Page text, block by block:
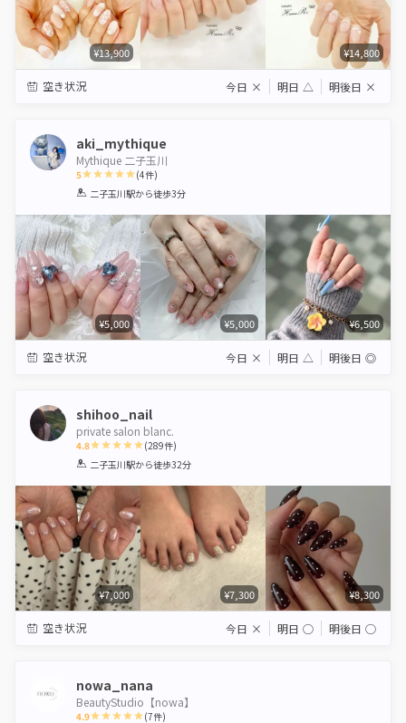
¥13,900 ¥14,800
空き状況 今日 × 明日 △ 明後日 ×
aki_mythique
Mythique 二子玉川
5
1 2 3 4 5
(4件)
二子玉川駅から徒歩3分
¥5,000 ¥5,000 ¥6,500
空き状況 今日 × 明日 △ 明後日 ◎
shihoo_nail
private salon blanc.
4.8
1 2 3 4 5
(289件)
二子玉川駅から徒歩32分
¥7,000 ¥7,300 ¥8,300
空き状況 今日 × 明日 ◯ 明後日 ◯
nowa_nana
BeautyStudio【nowa】
4.9 (7件)